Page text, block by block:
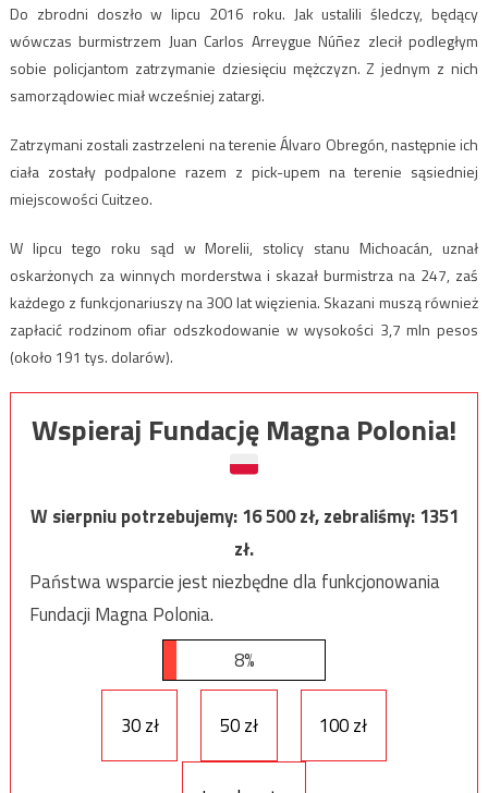
Do zbrodni doszło w lipcu 2016 roku. Jak ustalili śledczy, będący
wówczas burmistrzem Juan Carlos Arreygue Núñez zlecił podległym
sobie policjantom zatrzymanie dziesięciu mężczyzn. Z jednym z nich
samorządowiec miał wcześniej zatargi.
Zatrzymani zostali zastrzeleni na terenie Álvaro Obregón, następnie ich
ciała zostały podpalone razem z pick-upem na terenie sąsiedniej
miejscowości Cuitzeo.
W lipcu tego roku sąd w Morelii, stolicy stanu Michoacán, uznał
oskarżonych za winnych morderstwa i skazał burmistrza na 247, zaś
każdego z funkcjonariuszy na 300 lat więzienia. Skazani muszą również
zapłacić rodzinom ofiar odszkodowanie w wysokości 3,7 mln pesos
(około 191 tys. dolarów).
Wspieraj Fundację Magna Polonia!
W sierpniu potrzebujemy:16 500zł, zebraliśmy:1351
zł.
Państwa wsparcie jest niezbędne dla funkcjonowania
Fundacji Magna Polonia.
8%
30 zł 50 zł 100 zł